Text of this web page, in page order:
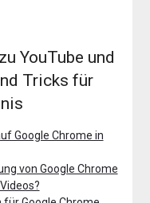
YouTube und
Tricks für
Google Chrome in
von Google Chrome